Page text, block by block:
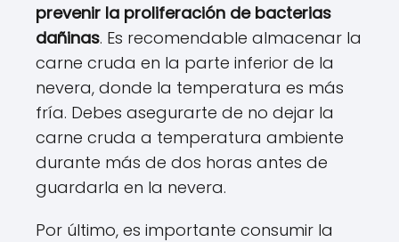
prevenir la proliferación de bacterias
dañinas. Es recomendable almacenar la
carne cruda en la parte inferior de la
nevera, donde la temperatura es más
fría. Debes asegurarte de no dejar la
carne cruda a temperatura ambiente
durante más de dos horas antes de
guardarla en la nevera.
Por último, es importante consumir la